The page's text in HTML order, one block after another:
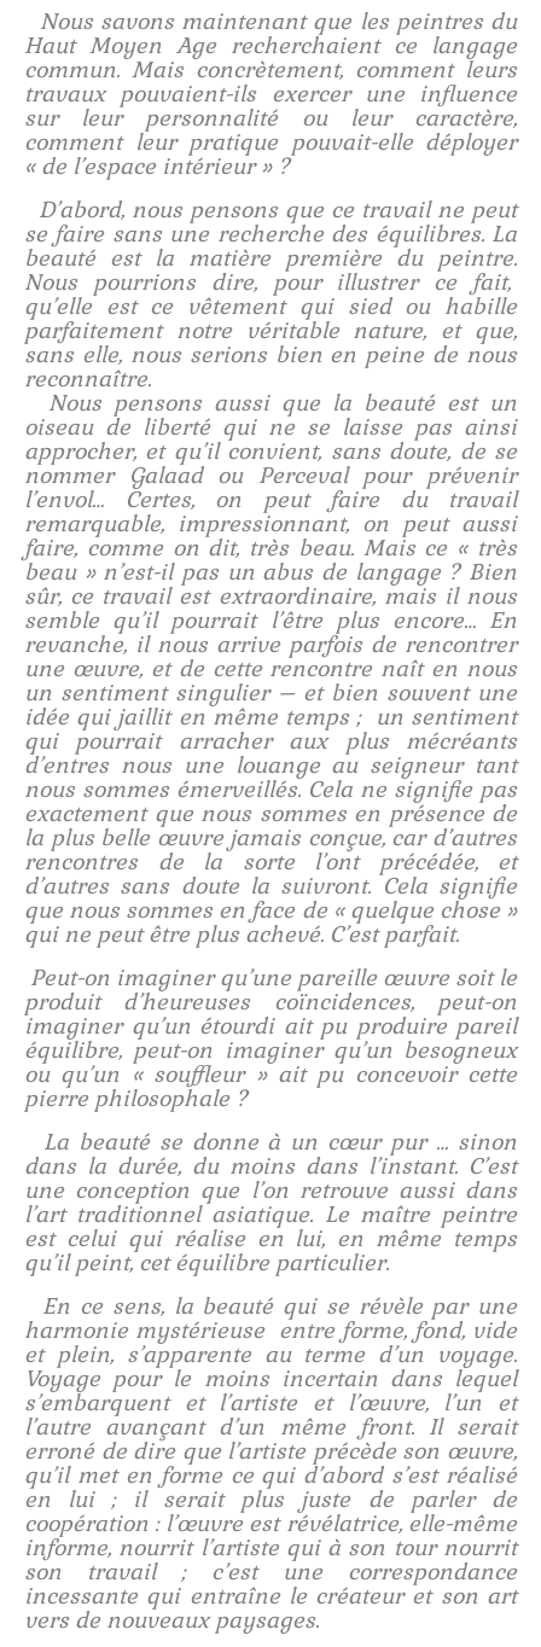
Nous savons maintenant que les peintres du
Haut Moyen Age recherchaient ce langage
commun. Mais concrètement, comment leurs
travaux pouvaient-ils exercer une influence
sur leur personnalité ou leur caractère,
comment leur pratique pouvait-elle déployer
« de l’espace intérieur » ?
D’abord, nous pensons que ce travail ne peut
se faire sans une recherche des équilibres. La
beauté est la matière première du peintre.
Nous pourrions dire, pour illustrer ce fait,
qu’elle est ce vêtement qui sied ou habille
parfaitement notre véritable nature, et que,
sans elle, nous serions bien en peine de nous
reconnaître.
Nous pensons aussi que la beauté est un
oiseau de liberté qui ne se laisse pas ainsi
approcher, et qu’il convient, sans doute, de se
nommer Galaad ou Perceval pour prévenir
l’envol… Certes, on peut faire du travail
remarquable, impressionnant, on peut aussi
faire, comme on dit, très beau. Mais ce « très
beau » n’est-il pas un abus de langage ? Bien
sûr, ce travail est extraordinaire, mais il nous
semble qu’il pourrait l’être plus encore… En
revanche, il nous arrive parfois de rencontrer
une œuvre, et de cette rencontre naît en nous
un sentiment singulier – et bien souvent une
idée qui jaillit en même temps ; un sentiment
qui pourrait arracher aux plus mécréants
d’entres nous une louange au seigneur tant
nous sommes émerveillés. Cela ne signifie pas
exactement que nous sommes en présence de
la plus belle œuvre jamais conçue, car d’autres
rencontres de la sorte l’ont précédée, et
d’autres sans doute la suivront. Cela signifie
que nous sommes en face de « quelque chose »
qui ne peut être plus achevé. C’est parfait.
Peut-on imaginer qu’une pareille œuvre soit le
produit d’heureuses coïncidences, peut-on
imaginer qu’un étourdi ait pu produire pareil
équilibre, peut-on imaginer qu’un besogneux
ou qu’un « souffleur » ait pu concevoir cette
pierre philosophale ?
La beauté se donne à un cœur pur … sinon
dans la durée, du moins dans l’instant. C’est
une conception que l’on retrouve aussi dans
l’art traditionnel asiatique. Le maître peintre
est celui qui réalise en lui, en même temps
qu’il peint, cet équilibre particulier.
En ce sens, la beauté qui se révèle par une
harmonie mystérieuse entre forme, fond, vide
et plein, s’apparente au terme d’un voyage.
Voyage pour le moins incertain dans lequel
s’embarquent et l’artiste et l’œuvre, l’un et
l’autre avançant d’un même front. Il serait
erroné de dire que l’artiste précède son œuvre,
qu’il met en forme ce qui d’abord s’est réalisé
en lui ; il serait plus juste de parler de
coopération : l’œuvre est révélatrice, elle-même
informe, nourrit l’artiste qui à son tour nourrit
son travail ; c’est une correspondance
incessante qui entraîne le créateur et son art
vers de nouveaux paysages.